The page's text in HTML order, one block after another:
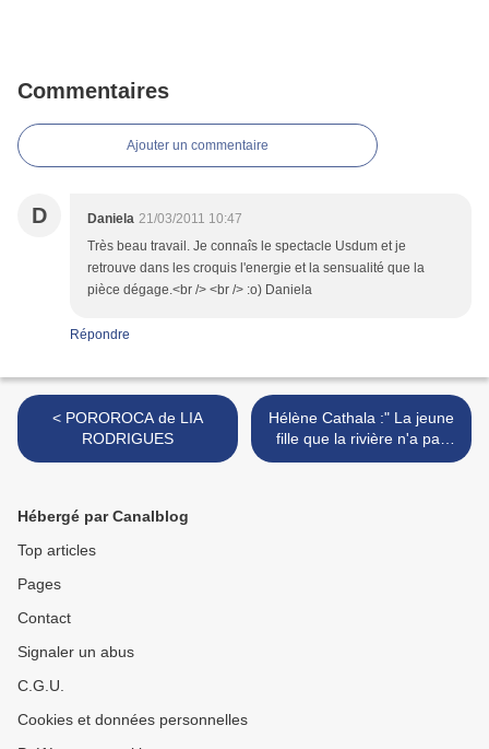
Commentaires
Ajouter un commentaire
D Daniela 21/03/2011 10:47
Très beau travail. Je connaîs le spectacle Usdum et je
retrouve dans les croquis l'energie et la sensualité que la
pièce dégage.<br /> <br /> :o) Daniela
Répondre
< POROROCA de LIA
RODRIGUES
Hélène Cathala :" La jeune
fille que la rivière n'a pas
gardée. >
Hébergé par Canalblog
Top articles
Pages
Contact
Signaler un abus
C.G.U.
Cookies et données personnelles